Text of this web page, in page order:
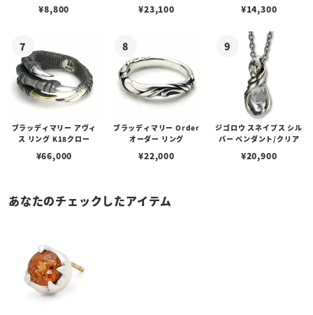
¥8,800 ¥23,100 ¥14,300
ブラッディマリー アヴィ
ス リング K18クロー
¥66,000
ブラッディマリー Order
オーダー リング
¥22,000
ジゴロウ スネイプス シル
バー ペンダント/クリア
¥20,900
あなたのチェックしたアイテム